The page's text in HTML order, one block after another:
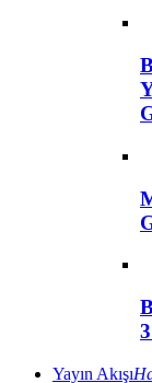
Yayın Akışı